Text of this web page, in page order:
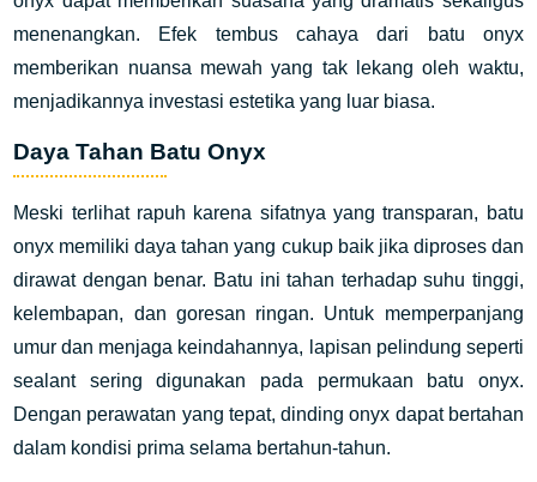
menenangkan. Efek tembus cahaya dari batu onyx
memberikan nuansa mewah yang tak lekang oleh waktu,
menjadikannya investasi estetika yang luar biasa.
Daya Tahan Batu Onyx
Meski terlihat rapuh karena sifatnya yang transparan, batu
onyx memiliki daya tahan yang cukup baik jika diproses dan
dirawat dengan benar. Batu ini tahan terhadap suhu tinggi,
kelembapan, dan goresan ringan. Untuk memperpanjang
umur dan menjaga keindahannya, lapisan pelindung seperti
sealant sering digunakan pada permukaan batu onyx.
Dengan perawatan yang tepat, dinding onyx dapat bertahan
dalam kondisi prima selama bertahun-tahun.